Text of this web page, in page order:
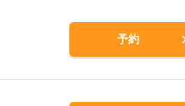
予約